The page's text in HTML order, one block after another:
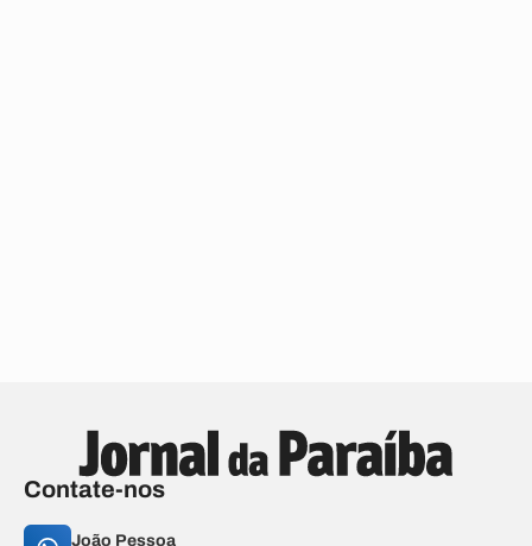
Contate-nos
João Pessoa